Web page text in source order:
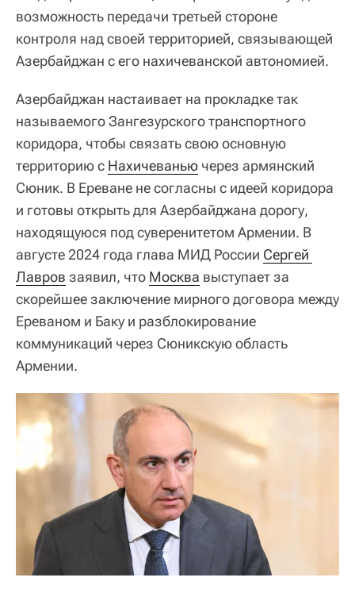
возможность передачи третьей стороне
контроля над своей территорией, связывающей
Азербайджан с его нахичеванской автономией.
Азербайджан настаивает на прокладке так
называемого Зангезурского транспортного
коридора, чтобы связать свою основную
территорию с Нахичеванью через армянский
Сюник. В Ереване не согласны с идеей коридора
и готовы открыть для Азербайджана дорогу,
находящуюся под суверенитетом Армении. В
августе 2024 года глава МИД России Сергей
Лавров заявил, что Москва выступает за
скорейшее заключение мирного договора между
Ереваном и Баку и разблокирование
коммуникаций через Сюникскую область
Армении.